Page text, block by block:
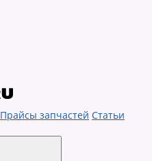
Прайсы запчастей Статьи